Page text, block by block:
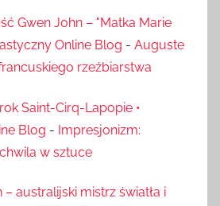
Gwen John – "Matka Marie
Online Blog - Auguste
rzeźbiarstwa
Saint-Cirq-Lapopie •
Blog - Impresjonizm:
w sztuce
australijski mistrz światła i